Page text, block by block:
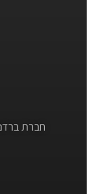
חברת